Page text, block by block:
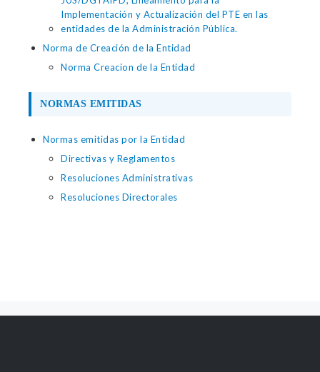
Implementación y Actualización del PTE en las
entidades de la Administración Pública.
Norma de Creación de la Entidad
Norma Creacion de la Entidad
NORMAS EMITIDAS
Normas emitidas por la Entidad
Directivas y Reglamentos
Resoluciones Administrativas
Resoluciones Directorales